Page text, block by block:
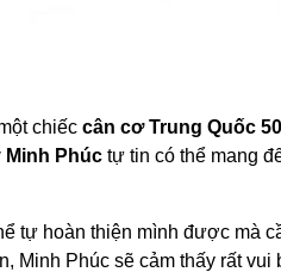
chiếc cân cơ Trung Quốc
Minh Phúc tự tin có thể mang
tự hoàn thiện mình được mà
Minh Phúc sẽ cảm thấy rất